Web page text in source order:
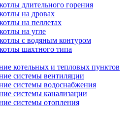
длительного горения
на дровах
на пеллетах
на угле
с водяным контуром
шахтного типа
котельных и тепловых пунктов
системы вентиляции
системы водоснабжения
системы канализации
системы отопления